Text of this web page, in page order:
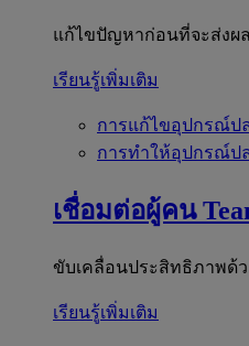
แก้ไขปัญหาก่อนที่จะส่งผ
เรียนรู้เพิ่มเติม
การแก้ไขอุปกรณ์ป
การทำให้อุปกรณ์ป
เชื่อมต่อผู้คน
ขับเคลื่อนประสิทธิภาพด้
เรียนรู้เพิ่มเติม